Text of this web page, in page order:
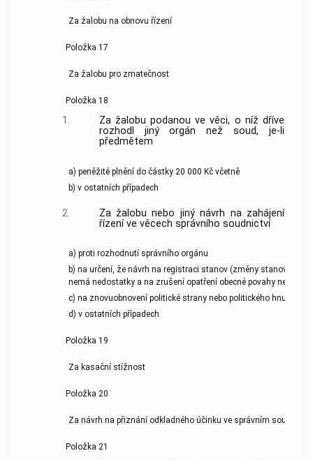
Za žalobu na obnovu řízení
Položka 17
Za žalobu pro zmatečnost
Položka 18
1.
Za žalobu podanou ve věci, o níž dříve
rozhodl jiný orgán než soud, je-li
předmětem
a) peněžité plnění do částky 20 000 Kč včetně
b) v ostatních případech
2.
Za žalobu nebo jiný návrh na zahájení
řízení ve věcech správního soudnictví
a) proti rozhodnutí správního orgánu
b) na určení, že návrh na registraci stanov (změny stanov)
nemá nedostatky a na zrušení opatření obecné povahy nebo
c) na znovuobnovení politické strany nebo politického hnutí
d) v ostatních případech
Položka 19
Za kasační stížnost
Položka 20
Za návrh na přiznání odkladného účinku ve správním soudnictví
Položka 21